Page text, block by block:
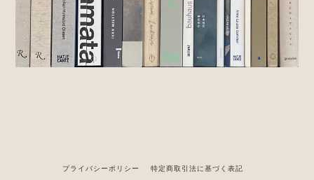
プライバシーポリシー 特定商取引法に基づく表記